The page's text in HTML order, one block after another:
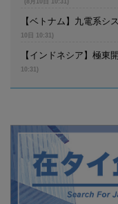
(8月10日 10:31)
【ベトナム】九電系シ
10日 10:31)
【インドネシア】極東
10:31)